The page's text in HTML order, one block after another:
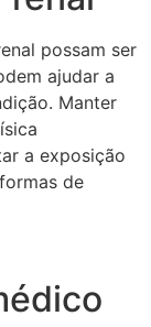
possam ser
ajudar a
Manter
a exposição
de